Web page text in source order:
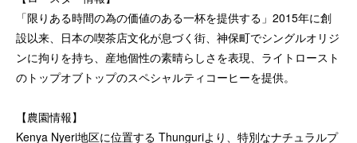
「限りある時間の為の価値のある一杯を提供する」2015年に創
設以来、日本の喫茶店文化が息づく街、神保町でシングルオリジ
ンに拘りを持ち、産地個性の素晴らしさを表現、ライトロースト
のトップオブトップのスペシャルティコーヒーを提供。
【農園情報】
Kenya Nyeri地区に位置する Thunguriより、特別なナチュラルプ